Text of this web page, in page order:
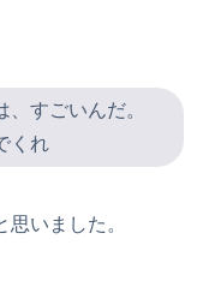
、すごいんだ。
くれ
いました。